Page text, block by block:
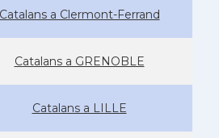
Catalans a Clermont-Ferrand
Catalans a GRENOBLE
Catalans a LILLE